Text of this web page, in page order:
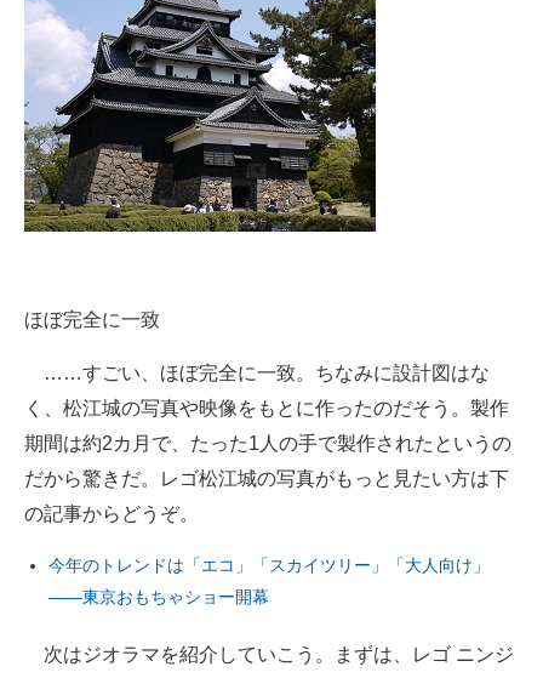
ほぼ完全に一致
……すごい、ほぼ完全に一致。ちなみに設計図はな
く、松江城の写真や映像をもとに作ったのだそう。製作
期間は約2カ月で、たった1人の手で製作されたというの
だから驚きだ。レゴ松江城の写真がもっと見たい方は下
の記事からどうぞ。
今年のトレンドは「エコ」「スカイツリー」「大人向け」
――東京おもちゃショー開幕
次はジオラマを紹介していこう。まずは、レゴ ニンジ